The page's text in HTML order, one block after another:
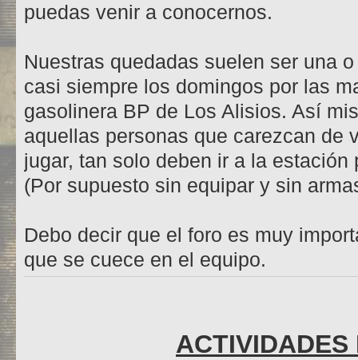
puedas venir a conocernos.
Nuestras quedadas suelen ser una
casi siempre los domingos por las
gasolinera BP de Los Alisios. Así
aquellas personas que carezcan de
jugar, tan solo deben ir a la
(Por supuesto sin equipar y sin
Debo decir que el foro es muy
que se cuece en el equipo.
ACTIVIDADES